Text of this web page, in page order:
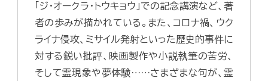
「ジ・オークラ・トウキョウ」での記念講演など、著
者の歩みが描かれている。また、コロナ禍、ウク
ライナ侵攻、ミサイル発射といった歴史的事件に
対する鋭い批評、映画製作や小説執筆の苦労、
そして霊現象や夢体験……さまざまな句が、霊